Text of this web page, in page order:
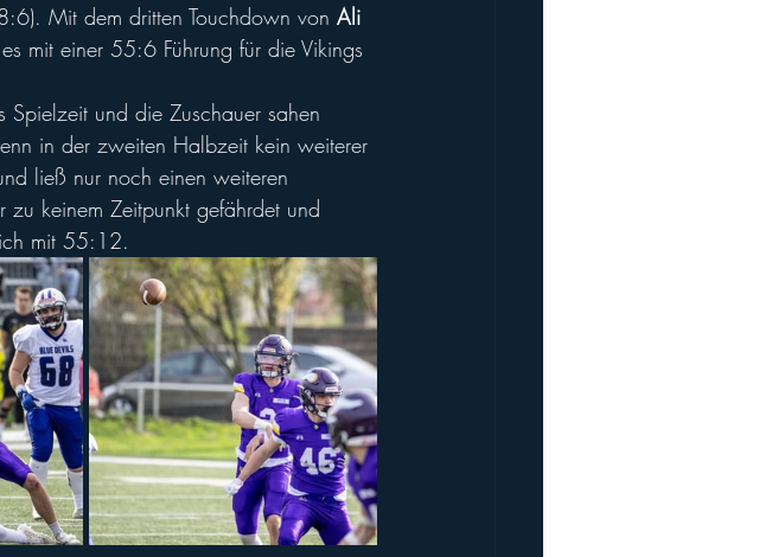
Mit dem dritten Touchdown von Ali
es mit einer 55:6 Führung für die Vikings
und die Zuschauer sahen
in der zweiten Halbzeit kein weiterer
ließ nur noch einen weiteren
keinem Zeitpunkt gefährdet und
mit 55:12.